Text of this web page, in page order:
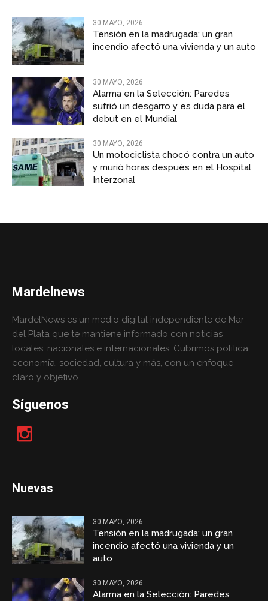
30 MAYO, 2026
Tensión en la madrugada: un gran
incendio afectó una vivienda y un auto
30 MAYO, 2026
Alarma en la Selección: Paredes
sufrió un desgarro y es duda para el
debut en el Mundial
30 MAYO, 2026
Un motociclista chocó contra un auto
y murió horas después en el Hospital
Interzonal
Mardelnews
MardelNews es un medio digital independiente de Mar
del Plata que te mantiene informado con noticias
locales, nacionales e internacionales. Cubrimos política,
economía, sociedad, cultura y más, con un enfoque
claro y objetivo.
Síguenos
Nuevas
30 MAYO, 2026
Tensión en la madrugada: un gran
incendio afectó una vivienda y un
auto
30 MAYO, 2026
Alarma en la Selección: Paredes